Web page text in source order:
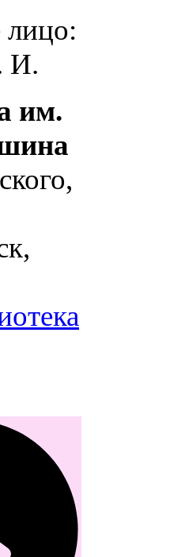
лицо:
И.
им.
,